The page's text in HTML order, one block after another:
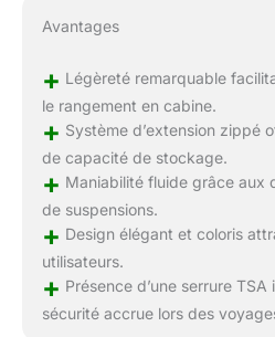
Avantages
+ Légèreté remarquable
le rangement en cabine.
+ Système d’extension zippé
de capacité de stockage.
+ Maniabilité fluide grâce aux
de suspensions.
+ Design élégant et coloris
utilisateurs.
+ Présence d’une serrure
sécurité accrue lors des